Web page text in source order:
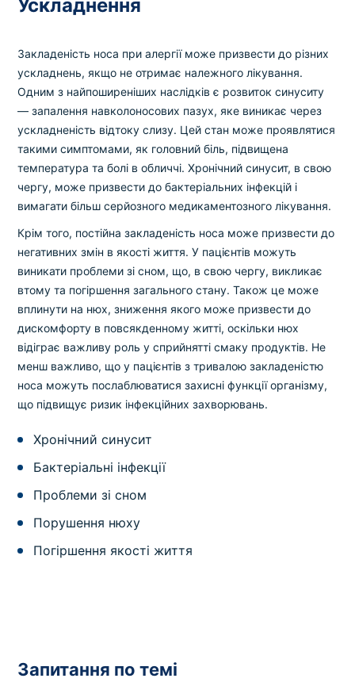
Ускладнення
Закладеність носа при алергії може призвести до різних
ускладнень, якщо не отримає належного лікування.
Одним з найпоширеніших наслідків є розвиток синуситу
— запалення навколоносових пазух, яке виникає через
ускладненість відтоку слизу. Цей стан може проявлятися
такими симптомами, як головний біль, підвищена
температура та болі в обличчі. Хронічний синусит, в свою
чергу, може призвести до бактеріальних інфекцій і
вимагати більш серйозного медикаментозного лікування.
Крім того, постійна закладеність носа може призвести до
негативних змін в якості життя. У пацієнтів можуть
виникати проблеми зі сном, що, в свою чергу, викликає
втому та погіршення загального стану. Також це може
вплинути на нюх, зниження якого може призвести до
дискомфорту в повсякденному житті, оскільки нюх
відіграє важливу роль у сприйнятті смаку продуктів. Не
менш важливо, що у пацієнтів з тривалою закладеністю
носа можуть послаблюватися захисні функції організму,
що підвищує ризик інфекційних захворювань.
Хронічний синусит
Бактеріальні інфекції
Проблеми зі сном
Порушення нюху
Погіршення якості життя
Запитання по темі